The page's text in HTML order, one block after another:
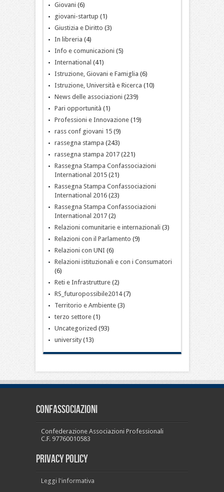
Giovani (6)
giovani-startup (1)
Giustizia e Diritto (3)
In libreria (4)
Info e comunicazioni (5)
International (41)
Istruzione, Giovani e Famiglia (6)
Istruzione, Università e Ricerca (10)
News delle associazioni (239)
Pari opportunità (1)
Professioni e Innovazione(19)
rass conf giovani 15(9)
rassegna stampa (243)
rassegna stampa 2017(221)
Rassegna Stampa Confassociazioni
International 2015(21)
Rassegna Stampa Confassociazioni
International 2016(23)
Rassegna Stampa Confassociazioni
International 2017(2)
Relazioni comunitarie e internazionali (3)
Relazioni con il Parlamento (9)
Relazioni con UNI (6)
Relazioni istituzionali e con i Consumatori
(6)
Reti e Infrastrutture(2)
RS_futuropossibile2014(7)
Territorio e Ambiente(3)
terzo settore(1)
Uncategorized (93)
university(13)
CONFASSOCIAZIONI
Confederazione Associazioni Professionali
C.F. 97760010583
PRIVACY POLICY
Leggi l'informativa